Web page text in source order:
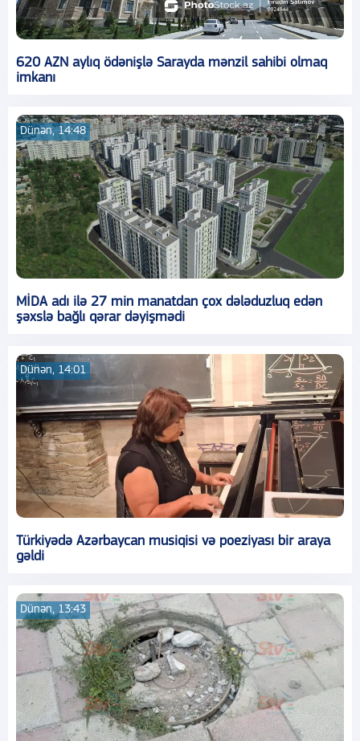
620 AZN aylıq ödənişlə Sarayda mənzil sahibi olmaq
imkanı
Dünən, 14:48
MİDA adı ilə 27 min manatdan çox dələduzluq edən
şəxslə bağlı qərar dəyişmədi
Dünən, 14:01
Türkiyədə Azərbaycan musiqisi və poeziyası bir araya
gəldi
Dünən, 13:43